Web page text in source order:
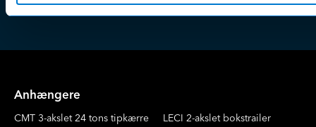
Anhængere
CMT 3-akslet 24 tons tipkærre
LECI 2-akslet bokstrailer